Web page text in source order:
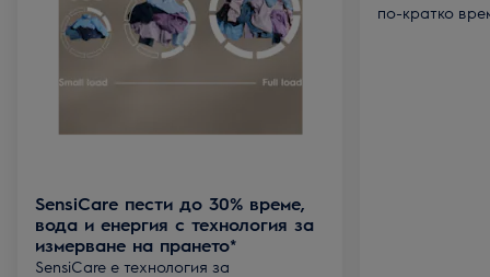
SensiCare пести до 30% време,
вода и енергия с технология за
измерване на прането*
SensiCare е технология за
по-кратко